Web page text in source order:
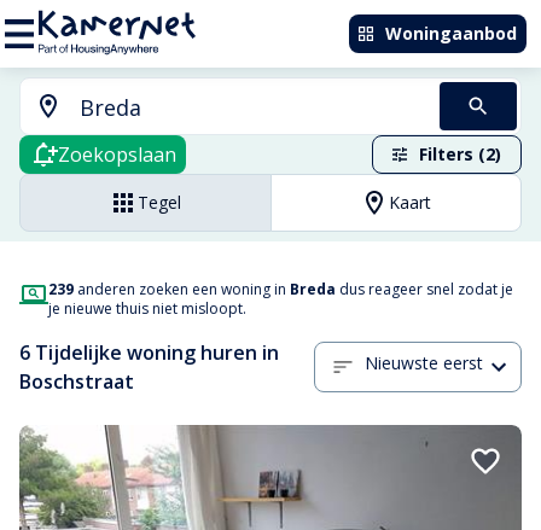
Woningaanbod
Zoekopslaan Filters (2)
Tegel Kaart
239 anderen zoeken een woning in Breda dus reageer snel zodat je
je nieuwe thuis niet misloopt.
6 Tijdelijke woning huren in
Boschstraat
Nieuwste eerst